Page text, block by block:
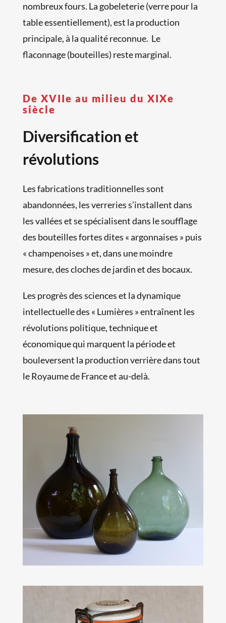
nombreux fours. La gobeleterie (verre pour la
table essentiellement), est la production
principale, à la qualité reconnue. Le
flaconnage (bouteilles) reste marginal.
De XVIIe au milieu du XIXe
siècle
Diversification et
révolutions
Les fabrications traditionnelles sont
abandonnées, les verreries s’installent dans
les vallées et se spécialisent dans le soufflage
des bouteilles fortes dites « argonnaises » puis
« champenoises » et, dans une moindre
mesure, des cloches de jardin et des bocaux.
Les progrès des sciences et la dynamique
intellectuelle des « Lumières » entraînent les
révolutions politique, technique et
économique qui marquent la période et
bouleversent la production verrière dans tout
le Royaume de France et au-delà.